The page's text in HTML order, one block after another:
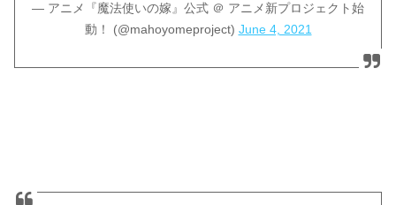
— アニメ『魔法使いの嫁』公式 ＠ アニメ新プロジェクト始
動！ (@mahoyomeproject) June 4, 2021